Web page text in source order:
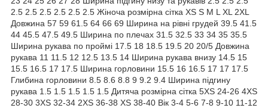
2.5 2.5 2.5 2.5 2.5 2.5 Жіноча розмірна сітка XS S M L XL 2XL
Довжина 57 59 61.5 64 66 69 Ширина на рівні грудей 39.5 41.5
44 45.5 47.5 49.5 Ширина по плечах 31.5 32.5 33 34 35 35.5
Ширина рукава по проймі 17.5 18 18.5 19.5 20 20/5 Довжина
рукава 11 11.5 12 12.5 13.5 14 Ширина рукава внизу 14.5 15
15.5 16.5 17 17.5 Ширина горловини 15.5 16 16.5 17 17 17.5
Глибина горловини 8.5 8.6 8.8 9 9.2 9.4 Ширина підгину
рукава 1.5 1.5 1.5 1.5 1.5 Дитяча розмірна сітка 5XS 24-26 4XS
28-30 3XS 32-34 2XS 36-38 XS 38-40 Вік 3-4 5-6 7-8 9-10 11-12